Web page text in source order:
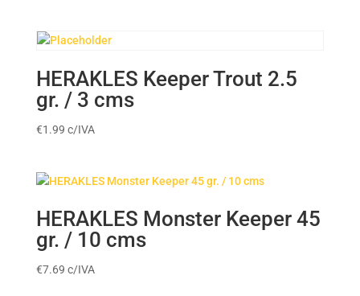
HERAKLES Keeper Trout 2.5
gr. / 3 cms
€1.99 c/IVA
HERAKLES Monster Keeper 45
gr. / 10 cms
€7.69 c/IVA